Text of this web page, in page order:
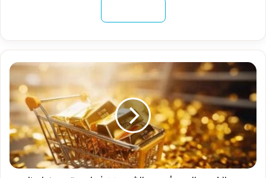
سعر
الذهب
اليوم
في
مصر
الإثنين
23
فبراير
..